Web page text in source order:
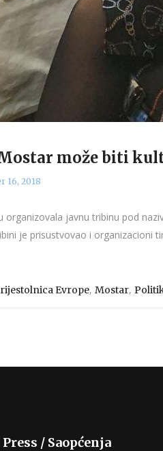
može biti
16, 2018
javnu tribinu pod
je prisustvovao i
Evrope, Mostar,
Press / Saopćenja